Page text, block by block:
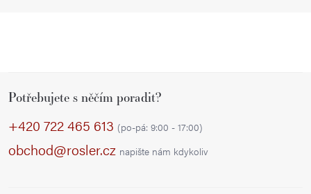
Potřebujete s něčím poradit?
+420 722 465 613 (po-pá: 9:00 - 17:00)
obchod@rosler.cz napište nám kdykoliv